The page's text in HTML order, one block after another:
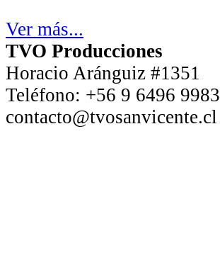
Ver más...
TVO Producciones
Horacio Aránguiz #1351
Teléfono: +56 9 6496 9983
contacto@tvosanvicente.cl